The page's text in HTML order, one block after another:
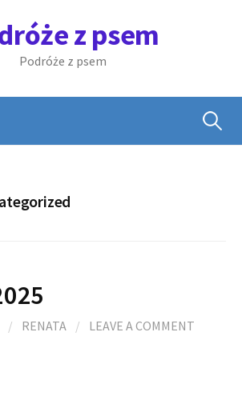
z psem
Podróże z psem
Szukaj:
/ RENATA / LEAVE A COMMENT